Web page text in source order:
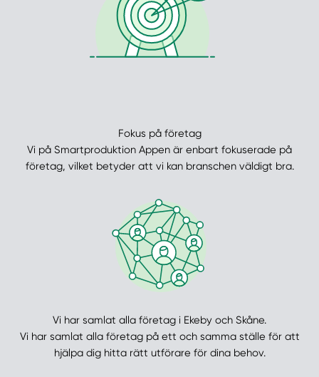
Fokus på företag
Vi på Smartproduktion Appen är enbart fokuserade på
företag, vilket betyder att vi kan branschen väldigt bra.
Vi har samlat alla företag i Ekeby och Skåne.
Vi har samlat alla företag på ett och samma ställe för att
hjälpa dig hitta rätt utförare för dina behov.